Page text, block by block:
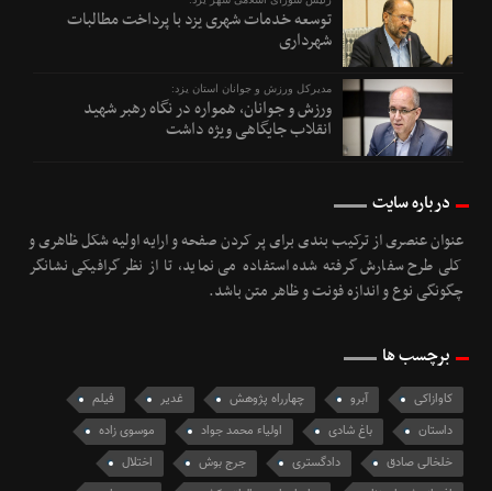
توسعه خدمات شهری یزد با پرداخت مطالبات
شهرداری
مدیرکل ورزش و جوانان استان یزد:
ورزش و جوانان، همواره در نگاه رهبر شهید
انقلاب جایگاهی ویژه داشت
درباره سایت
عنوان عنصری از ترکیب بندی برای پر کردن صفحه و ارایه اولیه شکل ظاهری و
کلی طرح سفارش گرفته شده استفاده می نماید، تا از نظر گرافیکی نشانگر
چگونگی نوع و اندازه فونت و ظاهر متن باشد.
برچسب ها
کاوازاکی آبرو چهارراه پژوهش غدیر
فیلم
داستان
باغ شادی اولیاء محمد جواد
موسوی زاده
خلخالی صادق
دادگستری جرج بوش
اختلال